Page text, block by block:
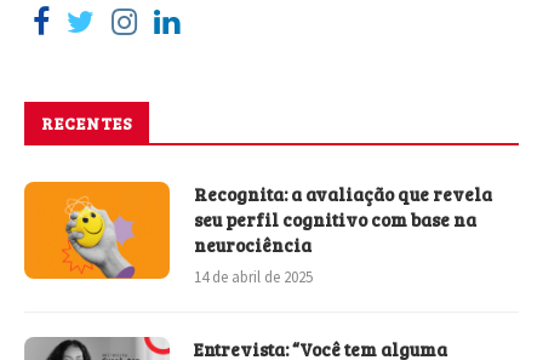
RECENTES
Recognita: a avaliação que revela
seu perfil cognitivo com base na
neurociência
14 de abril de 2025
Entrevista: “Você tem alguma